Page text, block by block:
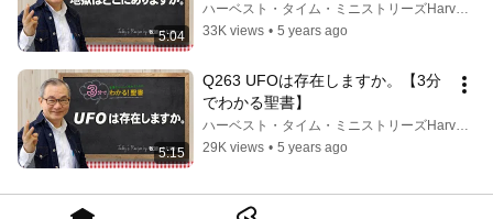
5:04
ハーベスト・タイム・ミニストリーズHarvest Time Ministries
33K views • 5 years ago
5:15
Q263 UFOは存在しますか。【3分
でわかる聖書】
ハーベスト・タイム・ミニストリーズHarvest Time Ministries
29K views • 5 years ago